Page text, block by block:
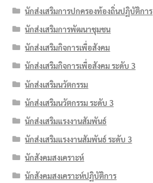
นักส่งเสริมการปกครองท้องถิ่นปฏิบัติการ
นักส่งเสริมการพัฒนาชุมชน
นักส่งเสริมกิจการเพื่อสังคม
นักส่งเสริมกิจการเพื่อสังคม ระดับ 3
นักส่งเสริมนวัตกรรม
นักส่งเสริมนวัตกรรม ระดับ 3
นักส่งเสริมแรงงานสัมพันธ์
นักส่งเสริมแรงงานสัมพันธ์ ระดับ 3
นักสังคมสงเคราะห์
นักสังคมสงเคราะห์ปฏิบัติการ